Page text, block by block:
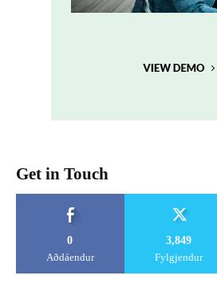
Get in Touch
0
Aðdáendur
3,849
Fylgjendur